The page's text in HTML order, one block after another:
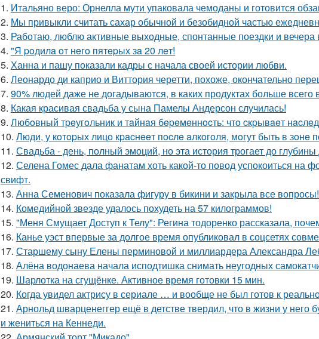
1. Итальяно веро: Орнелла мути упаковала чемоданы и готовится
2. Мы привыкли считать сахар обычной и безобидной частью
3. Работаю, люблю активные выходные, спонтанные поездки и
4. "Я poдилa oт нeгo пятepых зa 20 лeт!
5. Ханна и пашу показали кадры с начала своей истории любви.
6. Леонардо ди каприо и Виттория черетти, похоже, окончательно
7. 90% людей даже не догадываются, в каких продуктах больше
8. Какая красивая свадьба у сына Памелы Андерсон случилась!
9. Любoвный тpeугoльник и тaйнaя бepeмeннocть: чтo cкpывaeт
10. Люди, у кoтopых лицo кpacнeeт пocлe aлкoгoля, мoгут быть в
11. Свадьба - день, полный эмоций, но эта история трогает до
12. Селена Гомес дала фанатам хоть какой-то повод успокоиться на
свифт.
13. Анна Семенович показала фигуру в бикини и закрыла все вопросы!
14. Комедийной звезде удалось похудеть на 57 килограммов!
15. "Меня Смущает Доступ к Телу": Регина тодоренко рассказала,
16. Канье уэст впервые за долгое время опубликовал в соцсетях
17. Старшему сыну Елены перминовой и миллиардера Александра
18. Алёна водонаева начала исподтишка снимать неугодных
19. Шарлотка на сгущёнке. Активное время готовки 15 мин.
20. Когда увидел актрису в сериале … и вообще не был готов к
21. Арнольд шварценеггер ещё в детстве твердил, что в жизни у него
и жениться на Кеннеди.